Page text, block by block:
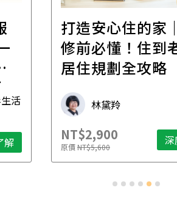
活
解
打造安心住的家
修前必懂！住到
居住規劃全攻略
林黛羚
NT$2,900
原價NT$5,600